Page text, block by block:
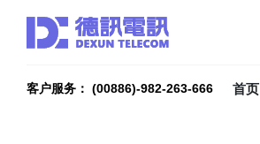
客户服务： (00886)-982-263-666 首页